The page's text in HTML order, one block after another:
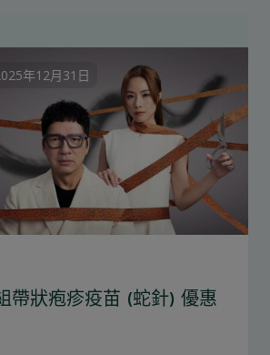
年12月31日
帶狀疱疹疫苗 (蛇針) 優惠